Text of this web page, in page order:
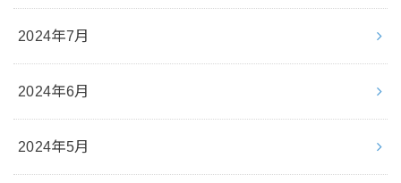
2024年7月
2024年6月
2024年5月